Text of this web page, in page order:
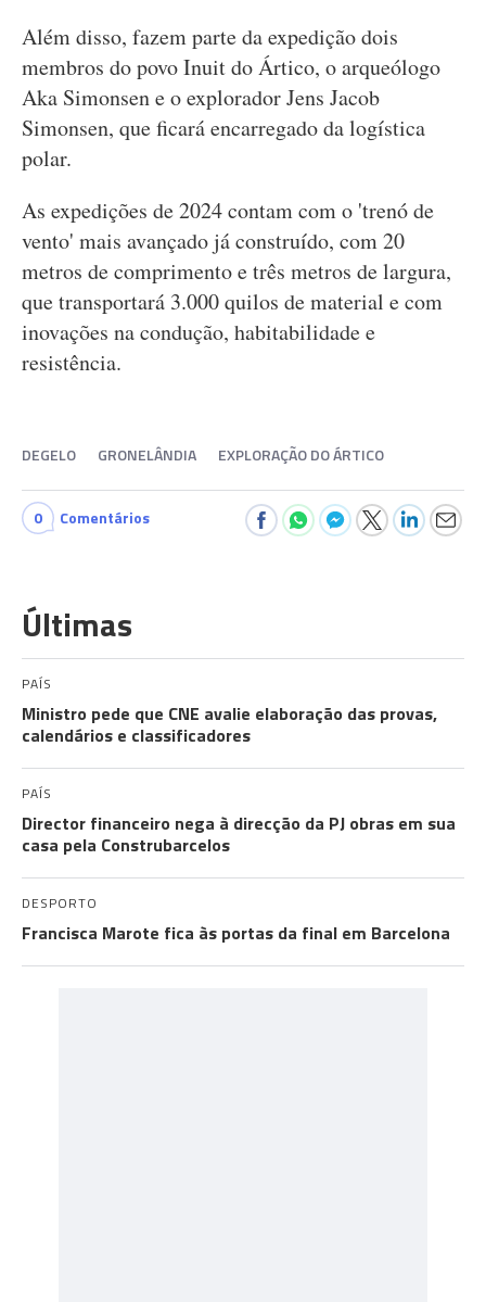
Além disso, fazem parte da expedição dois
membros do povo Inuit do Ártico, o arqueólogo
Aka Simonsen e o explorador Jens Jacob
Simonsen, que ficará encarregado da logística
polar.
As expedições de 2024 contam com o 'trenó de
vento' mais avançado já construído, com 20
metros de comprimento e três metros de largura,
que transportará 3.000 quilos de material e com
inovações na condução, habitabilidade e
resistência.
DEGELO GRONELÂNDIA EXPLORAÇÃO DO ÁRTICO
0 Comentários
Últimas
PAÍS
Ministro pede que CNE avalie elaboração das provas,
calendários e classificadores
PAÍS
Director financeiro nega à direcção da PJ obras em sua
casa pela Construbarcelos
DESPORTO
Francisca Marote fica às portas da final em Barcelona